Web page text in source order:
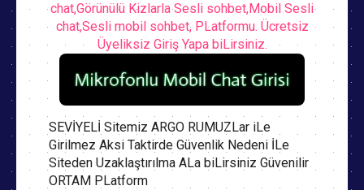
chat,Görünülü Kizlarla Sesli sohbet,Mobil Sesli
chat,Sesli mobil sohbet, PLatformu. Ücretsiz
Üyeliksiz Giriş Yapa biLirsiniz.
SEVİYELİ Sitemiz ARGO RUMUZLar iLe
Girilmez Aksi Taktirde Güvenlik Nedeni İLe
Siteden Uzaklaştırılma ALa biLirsiniz Güvenilir
ORTAM PLatform